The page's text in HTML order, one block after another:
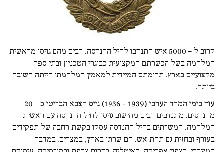
קרוב ל – 5000 איש התנדבו לחיל ההנדסה. רבים מהם גויסו מראשית
המלחמה בשל הכשרתם המקצועית כבוגרי הטכניון ובתי ספר
מקצועיים בארץ. תרומתם המיידית למאמץ המלחמתי הייתה חשובה
ביותר.
עוד בימי המרד הערבי (1939 - 1936) גייס הצבא הבריטי כ – 20
מהנדסים. מתנדבים רבים מהישוב גויסו לחיל ההנדסה עם ראשית
המלחמה. המשרתים בחיל ההנדסה עסקו בקשת רחבה של תפקידים
בעורף ובחזית גם תחת אש. הם שרתו בארץ, במצרים, במדבר